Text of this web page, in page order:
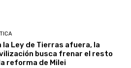
la Ley de Tierras afuera, la
busca frenar el resto
reforma de Milei